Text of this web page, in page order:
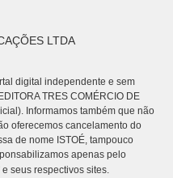
LTDA
digital independente e sem
TRES COMÉRCIO DE
Informamos também que não
oferecemos cancelamento do
de nome ISTOÉ, tampouco
apenas pelo
e seus respectivos sites.